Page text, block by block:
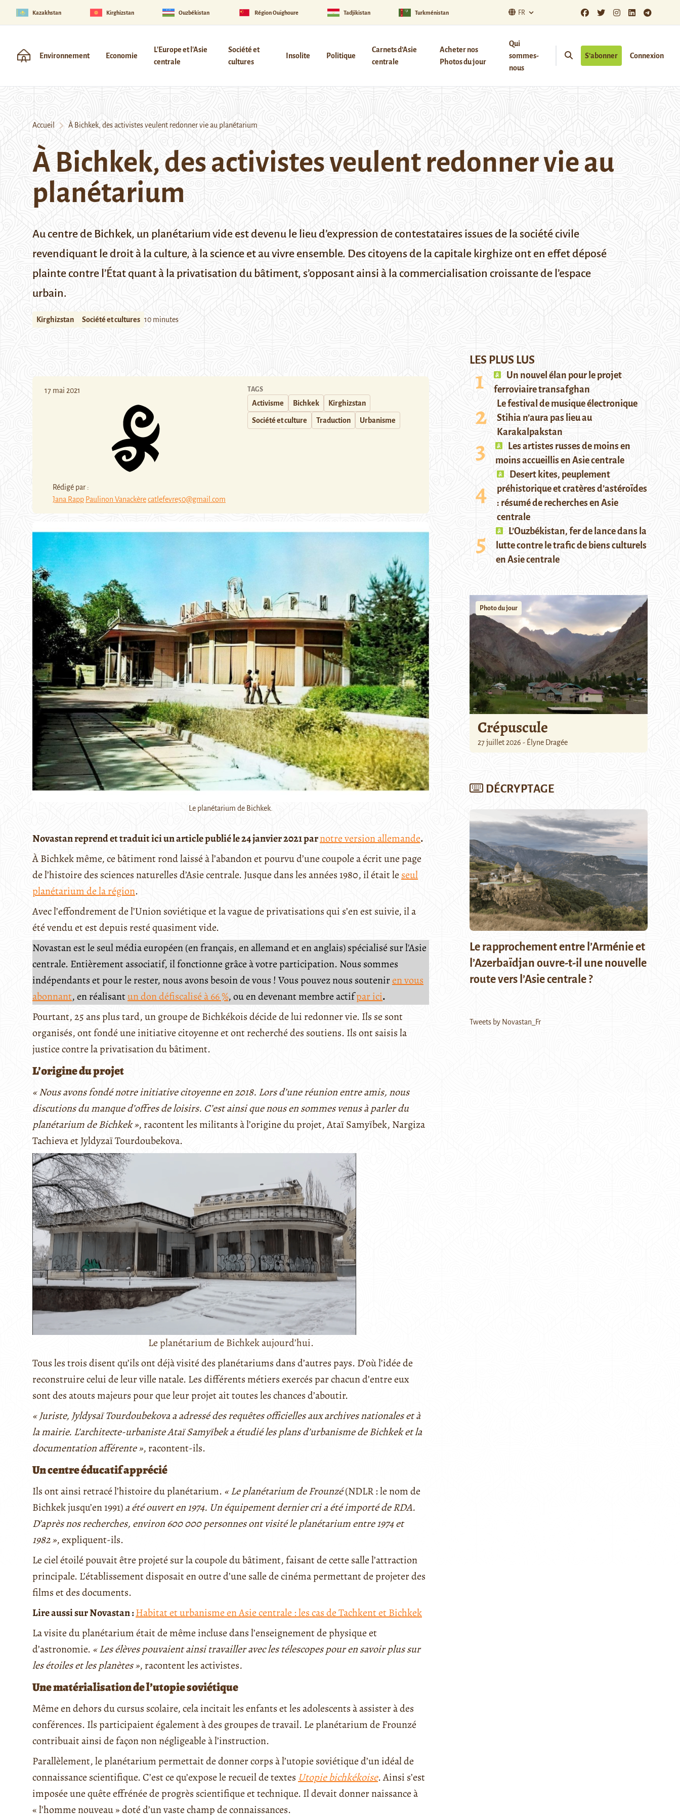
Kazakhstan Kirghizstan Ouzbékistan Région Ouïghoure Tadjikistan Turkménistan FR
Environnement Economie
L'Europe et l'Asie
centrale
Société et
cultures
Insolite Politique
Carnets d’Asie
centrale
Acheter nos
Photos du jour
Qui
sommes-
nous
S’abonner Connexion
Accueil À Bichkek, des activistes veulent redonner vie au planétarium
À Bichkek, des activistes veulent redonner vie au
planétarium
Au centre de Bichkek, un planétarium vide est devenu le lieu d’expression de contestataires issues de la société civile
revendiquant le droit à la culture, à la science et au vivre ensemble. Des citoyens de la capitale kirghize ont en effet déposé
plainte contre l’État quant à la privatisation du bâtiment, s’opposant ainsi à la commercialisation croissante de l’espace
urbain.
Kirghizstan Société et cultures 10 minutes
17 mai 2021
Rédigé par :
Jana Rapp Paulinon Vanackèrecatlefevre50@gmail.com
TAGS
Activisme Bichkek Kirghizstan
Société et culture Traduction Urbanisme
Le planétarium de Bichkek.
Novastan reprend et traduit ici un article publié le 24 janvier 2021 parnotre version allemande.
À Bichkek même, ce bâtiment rond laissé à l’abandon et pourvu d’une coupole a écrit une page
de l’histoire des sciences naturelles d’Asie centrale. Jusque dans les années 1980, il était leseul
planétarium de la région.
Avec l’effondrement de l’Union soviétique et la vague de privatisations qui s’en est suivie, il a
été vendu et est depuis resté quasiment vide.
Novastan est le seul média européen (en français, en allemand et en anglais) spécialisé sur l'Asie
centrale. Entièrement associatif, il fonctionne grâce à votre participation. Nous sommes
indépendants et pour le rester, nous avons besoin de vous ! Vous pouvez nous souteniren vous
abonnant, en réalisantun don défiscalisé à 66 %, ou en devenant membre actifpar ici.
Pourtant, 25 ans plus tard, un groupe de Bichkékois décide de lui redonner vie. Ils se sont
organisés, ont fondé une initiative citoyenne et ont recherché des soutiens. Ils ont saisis la
justice contre la privatisation du bâtiment.
L’origine du projet
« Nous avons fondé notre initiative citoyenne en 2018. Lors d’une réunion entre amis, nous
discutions du manque d’offres de loisirs. C’est ainsi que nous en sommes venus à parler du
planétarium de Bichkek », racontent les militants à l’origine du projet, Ataï Samyïbek, Nargiza
Tachieva et Jyldyzaï Tourdoubekova.
Le planétarium de Bichkek aujourd’hui.
Tous les trois disent qu’ils ont déjà visité des planétariums dans d’autres pays. D’où l’idée de
reconstruire celui de leur ville natale. Les différents métiers exercés par chacun d’entre eux
sont des atouts majeurs pour que leur projet ait toutes les chances d’aboutir.
« Juriste, Jyldysaï Tourdoubekova a adressé des requêtes officielles aux archives nationales et à
la mairie. L’architecte-urbaniste Ataï Samyïbek a étudié les plans d’urbanisme de Bichkek et la
documentation afférente », racontent-ils.
Un centre éducatif apprécié
Ils ont ainsi retracé l’histoire du planétarium. « Le planétarium de Frounzé(NDLR : le nom de
Bichkek jusqu’en 1991)a été ouvert en 1974. Un équipement dernier cri a été importé de RDA.
D’après nos recherches, environ 600 000 personnes ont visité le planétarium entre 1974 et
1982 », expliquent-ils.
Le ciel étoilé pouvait être projeté sur la coupole du bâtiment, faisant de cette salle l’attraction
principale. L’établissement disposait en outre d’une salle de cinéma permettant de projeter des
films et des documents.
Lire aussi sur Novastan :Habitat et urbanisme en Asie centrale : les cas de Tachkent et Bichkek
La visite du planétarium était de même incluse dans l’enseignement de physique et
d’astronomie. « Les élèves pouvaient ainsi travailler avec les télescopes pour en savoir plus sur
les étoiles et les planètes », racontent les activistes.
Une matérialisation de l’utopie soviétique
Même en dehors du cursus scolaire, cela incitait les enfants et les adolescents à assister à des
conférences. Ils participaient également à des groupes de travail. Le planétarium de Frounzé
contribuait ainsi de façon non négligeable à l’instruction.
Parallèlement, le planétarium permettait de donner corps à l’utopie soviétique d’un idéal de
connaissance scientifique. C’est ce qu’expose le recueil de textes Utopie bichkékoise. Ainsi s’est
imposée une quête effrénée de progrès scientifique et technique. Il devait donner naissance à
« l’homme nouveau » doté d’un vaste champ de connaissances.
LES PLUS LUS
Un nouvel élan pour le projet
ferroviaire transafghan
Le festival de musique électronique
Stihia n’aura pas lieu au
Karakalpakstan
Les artistes russes de moins en
moins accueillis en Asie centrale
Desert kites, peuplement
préhistorique et cratères d’astéroïdes
: résumé de recherches en Asie
centrale
L’Ouzbékistan, fer de lance dans la
lutte contre le trafic de biens culturels
en Asie centrale
Photo du jour
Crépuscule
27 juillet 2026 - Élyne Dragée
DÉCRYPTAGE
Le rapprochement entre l’Arménie et
l’Azerbaïdjan ouvre-t-il une nouvelle
route vers l’Asie centrale ?
Tweets by Novastan_Fr